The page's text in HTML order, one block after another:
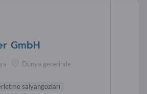
GmbH
Dünya genelinde
salyangozları